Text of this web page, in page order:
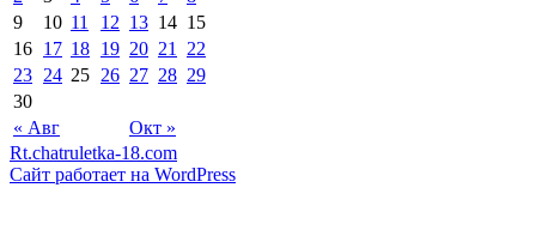
« Авг Окт »
9
10 11 12 13 14 15
16 17 18 19 20 21 22
23 24 25 26 27 28 29
30
Rt.chatruletka-18.com
Сайт работает на WordPress